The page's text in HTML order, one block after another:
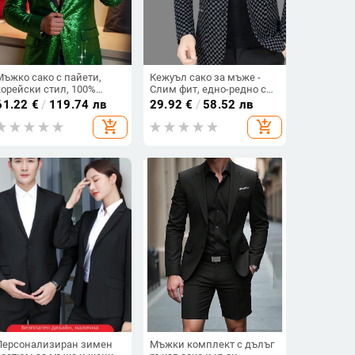
сако с пайети,
стил, 100%
в основната
подплата
едно копче,
ръкави, джобове
сезони
€ / 119.74 лв
add_shopping_cart
Кежуъл сако за мъже -
Слим фит, едно-редно с
три копчета, 70%
полиестер, бродерия,
ветроустойчиво, есен
29.92 € /58.52 лв
add_shopping_cart
зимен
Мъжки комплект с дълъг